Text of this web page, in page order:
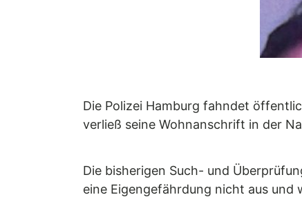
Die Polizei Hamburg fahndet
verließ seine Wohnanschrift in der
Die bisherigen Such- und
eine Eigengefährdung nicht aus